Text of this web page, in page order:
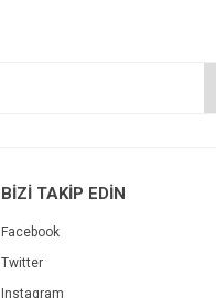
BİZİ TAKİP EDİN
Facebook
Twitter
Instagram